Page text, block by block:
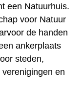
een Natuurhuis.
voor Natuur
de handen
ankerplaats
steden,
en